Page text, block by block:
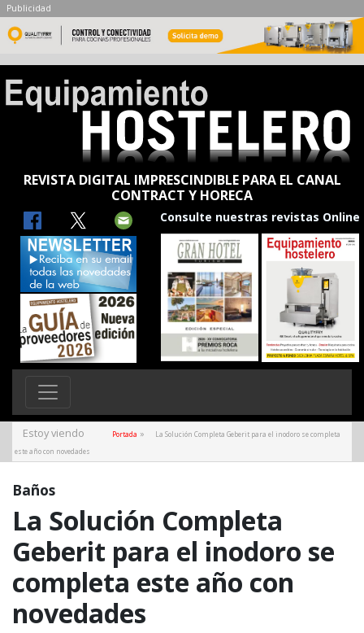
Publicidad
REVISTA DIGITAL IMPRESCINDIBLE PARA EL CANAL
CONTRACT Y HORECA
Consulte nuestras revistas Online
Estoy viendo Portada »
La Solución Completa Geberit para el inodoro se completa
este año con novedades
Baños
La Solución Completa
Geberit para el inodoro se
completa este año con
novedades